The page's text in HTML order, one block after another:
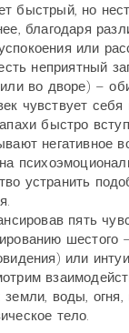
быстрый, но
благодаря
или
неприятный
во дворе) –
чувствует себя
быстро
негативное
устранить
пять
шестого
или
земли, воды,
тело.